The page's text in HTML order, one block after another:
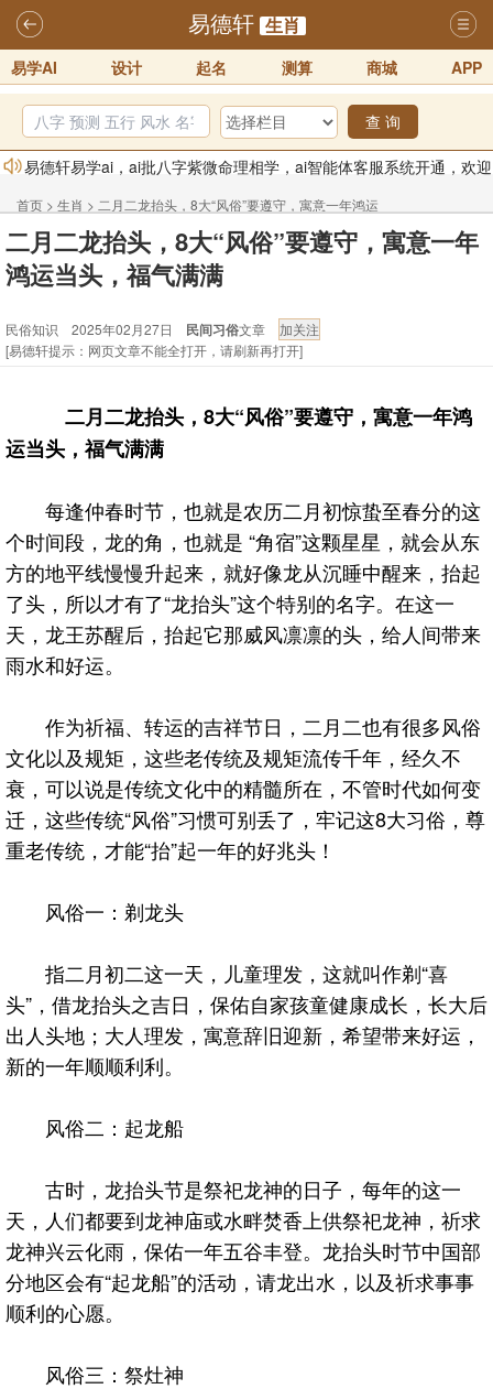
易德轩 生肖
易学AI 设计 起名 测算 商城 APP
查 询
易德轩易学ai，ai批八字紫微命理相学，ai智能体客服系统开通，欢迎
体验！！
2025-07-01
易德轩网重构及升能完成，欢迎大家来体验新程序及感觉！！
2025-07-01
订！！
2025-10-01
2026丙午年铁笔居士精批年运说明
2025-10-12
易德轩通告：本网站易德轩商标及LOGO注册声明
2021-9-7
首页 > 生肖 > 二月二龙抬头，8大“风俗”要遵守，寓意一年鸿运
当头，福气满满 - 民俗知识
二月二龙抬头，8大“风俗”要遵守，寓意一年
鸿运当头，福气满满
民俗知识 2025年02月27日 民间习俗文章
[易德轩提示：网页文章不能全打开，请刷新再打开]
二月二龙抬头，8大“风俗”要遵守，寓意一年鸿
运当头，福气满满
每逢仲春时节，也就是农历二月初惊蛰至春分的这
个时间段，龙的角，也就是 “角宿”这颗星星，就会从东
方的地平线慢慢升起来，就好像龙从沉睡中醒来，抬起
了头，所以才有了“龙抬头”这个特别的名字。在这一
天，龙王苏醒后，抬起它那威风凛凛的头，给人间带来
雨水和好运。
作为祈福、转运的吉祥节日，二月二也有很多风俗
文化以及规矩，这些老传统及规矩流传千年，经久不
衰，可以说是传统文化中的精髓所在，不管时代如何变
迁，这些传统“风俗”习惯可别丢了，牢记这8大习俗，尊
重老传统，才能“抬”起一年的好兆头！
风俗一：剃龙头
指二月初二这一天，儿童理发，这就叫作剃“喜
头”，借龙抬头之吉日，保佑自家孩童健康成长，长大后
出人头地；大人理发，寓意辞旧迎新，希望带来好运，
新的一年顺顺利利。
风俗二：起龙船
古时，龙抬头节是祭祀龙神的日子，每年的这一
天，人们都要到龙神庙或水畔焚香上供祭祀龙神，祈求
龙神兴云化雨，保佑一年五谷丰登。龙抬头时节中国部
分地区会有“起龙船”的活动，请龙出水，以及祈求事事
顺利的心愿。
风俗三：祭灶神